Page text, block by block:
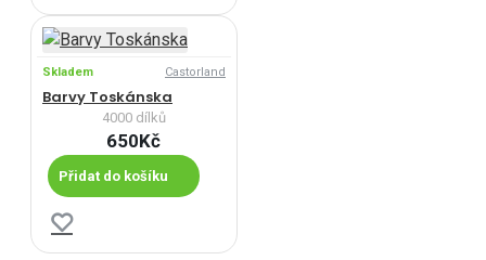
Skladem Castorland
Barvy Toskánska
4000 dílků
650Kč
Přidat do košíku